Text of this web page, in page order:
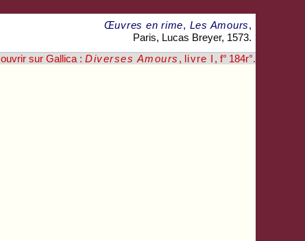
Œuvres en rime, Les Amours,
Paris, Lucas Breyer, 1573.
ouvrir sur Gallica :Diverses Amours , livre I , f° 184r°.